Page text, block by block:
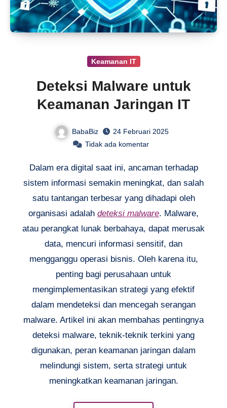
Keamanan IT
Deteksi Malware untuk
Keamanan Jaringan IT
BabaBiz
24 Februari 2025
Tidak ada komentar
Dalam era digital saat ini, ancaman terhadap
sistem informasi semakin meningkat, dan salah
satu tantangan terbesar yang dihadapi oleh
organisasi adalah deteksi malware. Malware,
atau perangkat lunak berbahaya, dapat merusak
data, mencuri informasi sensitif, dan
mengganggu operasi bisnis. Oleh karena itu,
penting bagi perusahaan untuk
mengimplementasikan strategi yang efektif
dalam mendeteksi dan mencegah serangan
malware. Artikel ini akan membahas pentingnya
deteksi malware, teknik-teknik terkini yang
digunakan, peran keamanan jaringan dalam
melindungi sistem, serta strategi untuk
meningkatkan keamanan jaringan.